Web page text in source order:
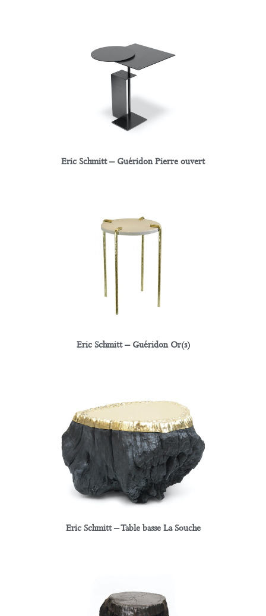
Eric Schmitt – Guéridon Pierre ouvert
Eric Schmitt – Guéridon Or(s)
Eric Schmitt – Table basse La Souche